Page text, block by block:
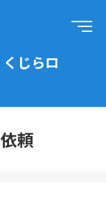
じらロ
頼